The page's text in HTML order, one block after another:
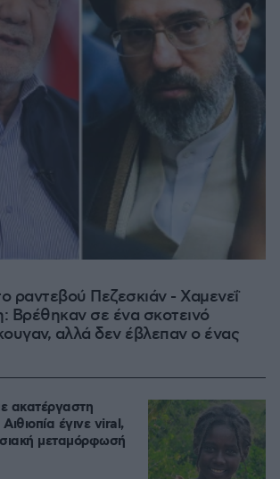
ραντεβού Πεζεσκιάν - Χαμενεΐ
Βρέθηκαν σε ένα σκοτεινό
αλλά δεν έβλεπαν ο ένας
ακατέργαστη
έγινε viral,
μεταμόρφωσή